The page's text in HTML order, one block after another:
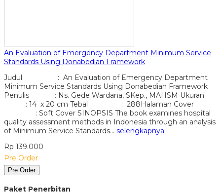
An Evaluation of Emergency Department Minimum Service
Standards Using Donabedian Framework
Judul : An Evaluation of Emergency Department
Minimum Service Standards Using Donabedian Framework
Penulis : Ns. Gede Wardana, SKep., MAHSM Ukuran
: 14 x 20 cm Tebal : 288Halaman Cover
: Soft Cover SINOPSIS The book examines hospital
quality assessment methods in Indonesia through an analysis
of Minimum Service Standards… selengkapnya
Rp 139.000
Pre Order
Pre Order
Paket Penerbitan